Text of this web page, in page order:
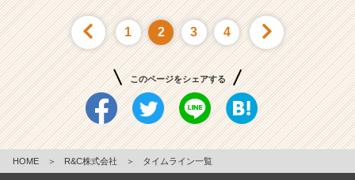
1 2 3 4
このページをシェアする
HOME ＞ R&C株式会社 ＞ タイムライン一覧